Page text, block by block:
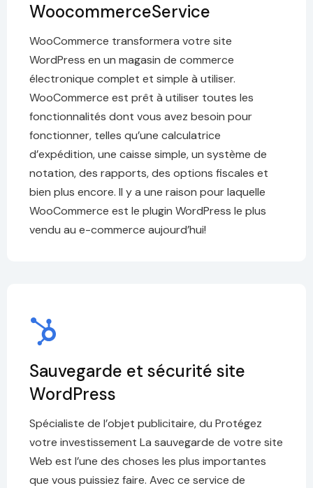
WoocommerceService
WooCommerce transformera votre site
WordPress en un magasin de commerce
électronique complet et simple à utiliser.
WooCommerce est prêt à utiliser toutes les
fonctionnalités dont vous avez besoin pour
fonctionner, telles qu’une calculatrice
d’expédition, une caisse simple, un système de
notation, des rapports, des options fiscales et
bien plus encore. Il y a une raison pour laquelle
WooCommerce est le plugin WordPress le plus
vendu au e-commerce aujourd’hui!
Sauvegarde et sécurité site
WordPress
Spécialiste de l’objet publicitaire, du Protégez
votre investissement La sauvegarde de votre site
Web est l’une des choses les plus importantes
que vous puissiez faire. Avec ce service de